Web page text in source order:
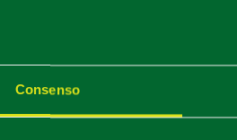
Consenso
cittadino, è possibile raggiungerlo
il panorama che si stende
piccolo e suggestivo borgo
non è solo il castello in sé, ma
tra le sue mura.